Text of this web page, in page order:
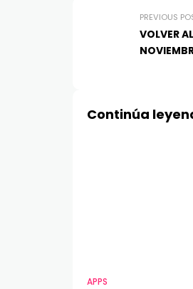
PREVIOUS
VOLVER
Continúa
APPS